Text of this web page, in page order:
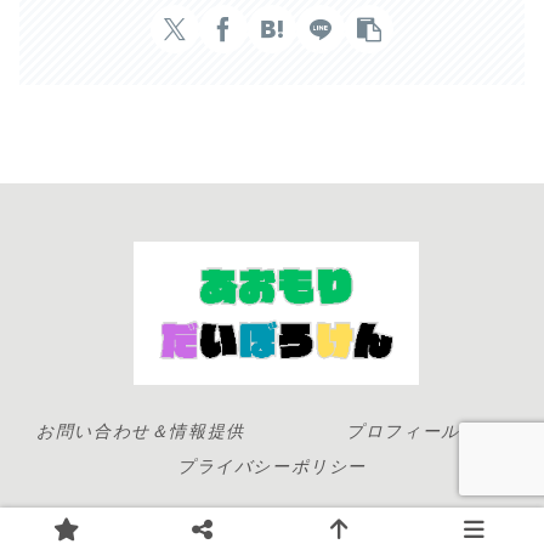
お問い合わせ＆情報提供
プロフィール
プライバシーポリシー
© 2023 青森大冒険-イベントカレンダー情報とブログ-.